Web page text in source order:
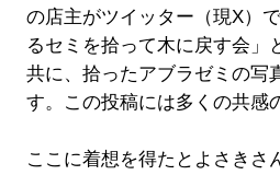
の店主がツイッター（現X）
るセミを拾って木に戻す会」
共に、拾ったアブラゼミの写
す。この投稿には多くの共感
ここに着想を得たとよさきさ